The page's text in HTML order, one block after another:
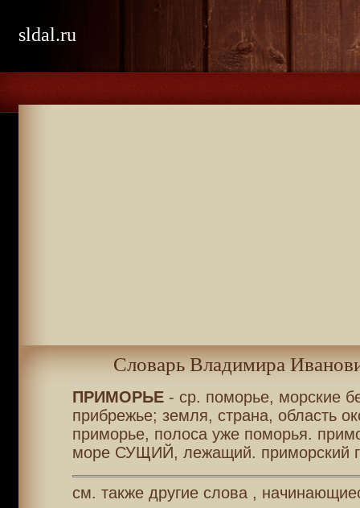
sldal.ru
Словарь Владимира
ПРИМОРЬЕ- ср. поморье, морские
прибрежье; земля, страна, область
приморье, полоса уже поморья.
море СУЩИЙ, лежащий. приморский
см. также другие слова ,